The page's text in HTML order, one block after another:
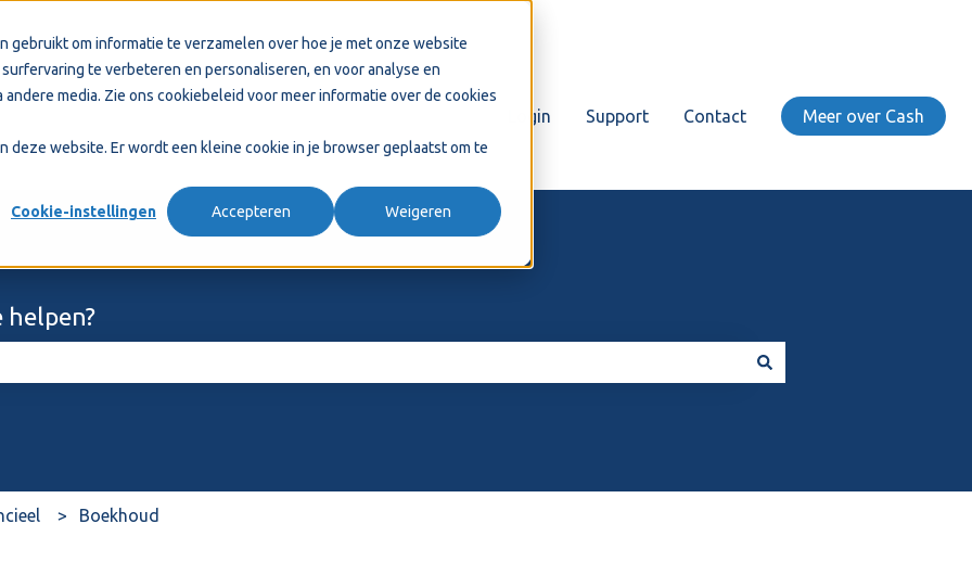
om informatie te verzamelen over hoe je met onze website
te verbeteren en personaliseren, en voor analyse en
media. Zie ons cookiebeleid voor meer informatie over de cookies
website. Er wordt een kleine cookie in je browser geplaatst om te
Cookie-instellingen Accepteren Weigeren
Login Support Contact Meer over Cash
helpen?
Boekhoud